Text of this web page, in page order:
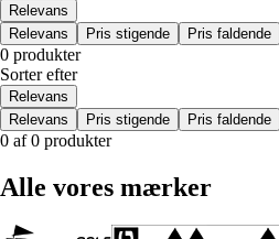
Relevans
Relevans
Pris stigende Pris faldende
0 produkter
Sorter efter
Relevans
Relevans
Pris stigende Pris faldende
0 af 0 produkter
Alle vores mærker